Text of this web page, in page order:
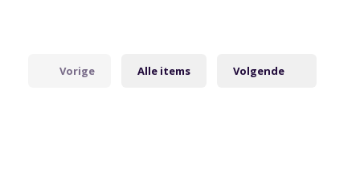
Vorige Alle items Volgende